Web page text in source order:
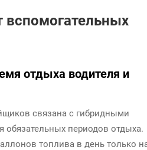
вспомогательных
отдыха водителя и
связана с гибридными
периодов отдыха.
топлива в день только